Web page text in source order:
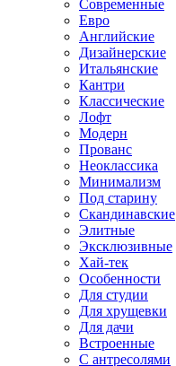
Современные
Евро
Английские
Дизайнерские
Итальянские
Кантри
Классические
Лофт
Модерн
Прованс
Неоклассика
Минимализм
Под старину
Скандинавские
Элитные
Эксклюзивные
Хай-тек
Особенности
Для студии
Для хрущевки
Для дачи
Встроенные
С антресолями